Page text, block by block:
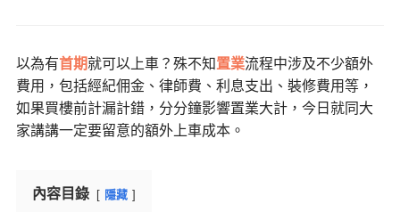
以為有首期就可以上車？殊不知置業流程中涉及不少額外
費用，包括經紀佣金、律師費、利息支出、裝修費用等，
如果買樓前計漏計錯，分分鐘影響置業大計，今日就同大
家講講一定要留意的額外上車成本。
內容目錄 隱藏